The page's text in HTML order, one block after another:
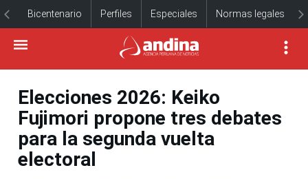
Bicentenario Perfiles Especiales Normas legales
Elecciones 2026: Keiko
Fujimori propone tres debates
para la segunda vuelta
electoral